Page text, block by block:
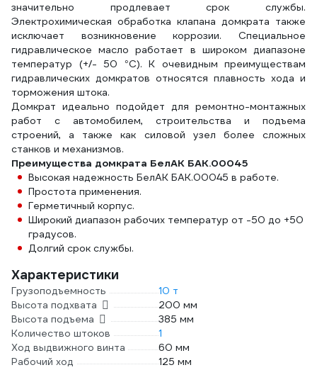
значительно продлевает срок службы.
Электрохимическая обработка клапана домкрата также
исключает возникновение коррозии. Специальное
гидравлическое масло работает в широком диапазоне
температур (+/- 50 °C). К очевидным преимуществам
гидравлических домкратов относятся плавность хода и
торможения штока.
Домкрат идеально подойдет для ремонтно-монтажных
работ с автомобилем, строительства и подъема
строений, а также как силовой узел более сложных
станков и механизмов.
Преимущества домкрата БелАК БАК.00045
Высокая надежность БелАК БАК.00045 в работе.
Простота применения.
Герметичный корпус.
Широкий диапазон рабочих температур от -50 до +50
градусов.
Долгий срок службы.
Характеристики
Грузоподъемность
10 т
Высота подхвата
200 мм
Высота подъема
385 мм
Количество штоков
1
Ход выдвижного винта
60 мм
Рабочий ход
125 мм